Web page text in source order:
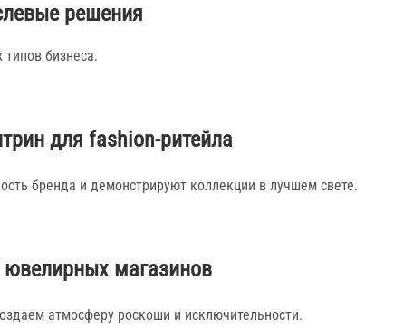
решения
бизнеса.
для fashion-ритейла
бренда и демонстрируют коллекции в лучшем свете.
ювелирных магазинов
атмосферу роскоши и исключительности.